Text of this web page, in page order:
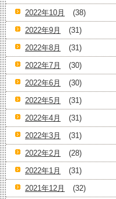
2022年10月
(38)
2022年9月
(31)
2022年8月
(31)
2022年7月
(30)
2022年6月
(30)
2022年5月
(31)
2022年4月
(31)
2022年3月
(31)
2022年2月
(28)
2022年1月
(31)
2021年12月
(32)